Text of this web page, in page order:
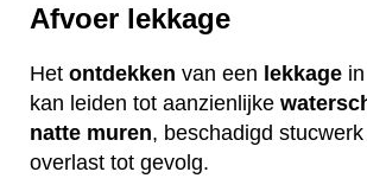
Afvoer lekkage
Het ontdekken van een lekkage
kan leiden tot aanzienlijke
natte muren, beschadigd
overlast tot gevolg.